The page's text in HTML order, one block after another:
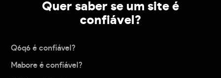
Quer saber se um site é
confiável?
Q6q6 é confiável?
Mabore é confiável?